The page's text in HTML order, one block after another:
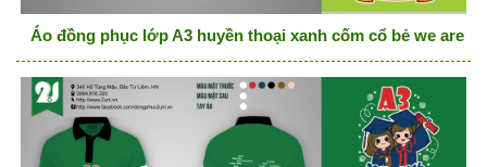
Áo đồng phục lớp A3 huyền thoại xanh cốm cổ bẻ we are